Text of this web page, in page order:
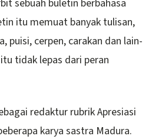
sebuah buletin berbahasa
itu memuat banyak tulisan,
puisi, cerpen, carakan dan lain-
tidak lepas dari peran
redaktur rubrik Apresiasi
karya sastra Madura.